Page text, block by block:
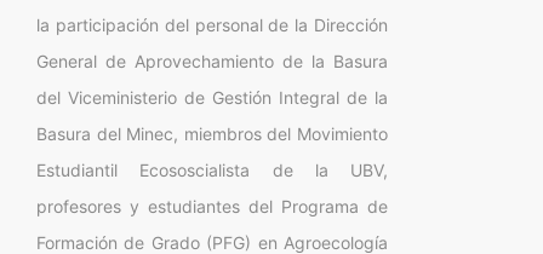
la participación del personal de la Dirección
General de Aprovechamiento de la Basura
del Viceministerio de Gestión Integral de la
Basura del Minec, miembros del Movimiento
Estudiantil Ecososcialista de la UBV,
profesores y estudiantes del Programa de
Formación de Grado (PFG) en Agroecología